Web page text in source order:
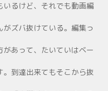
いるけど、それでも動画編
ズバ抜けている。編集っ
あって、たいていはベー
到達出来てもそこから抜